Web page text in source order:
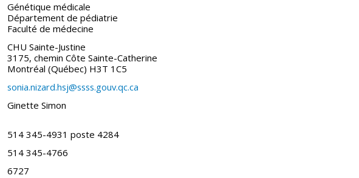
Génétique médicale
Département de pédiatrie
Faculté de médecine
CHU Sainte-Justine
3175, chemin Côte Sainte-Catherine
Montréal (Québec) H3T 1C5
sonia.nizard.hsj@ssss.gouv.qc.ca
Ginette Simon
514 345-4931 poste 4284
514 345-4766
6727